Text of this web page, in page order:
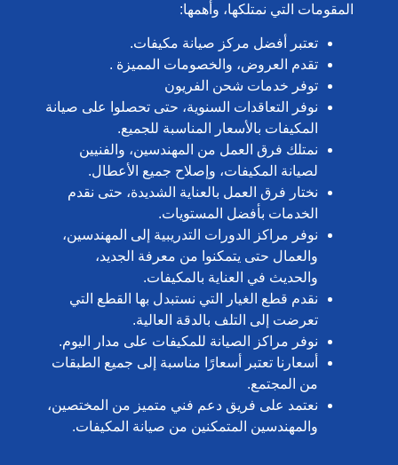
المقومات التي نمتلكها، وأهمها:
تعتبر أفضل مركز صيانة مكيفات.
تقدم العروض، والخصومات المميزة .
توفر خدمات شحن الفريون
نوفر التعاقدات السنوية، حتى تحصلوا على صيانة
المكيفات بالأسعار المناسبة للجميع.
نمتلك فرق العمل من المهندسين، والفنيين
لصيانة المكيفات، وإصلاح جميع الأعطال.
نختار فرق العمل بالعناية الشديدة، حتى نقدم
الخدمات بأفضل المستويات.
نوفر مراكز الدورات التدريبية إلى المهندسين،
والعمال حتى يتمكنوا من معرفة الجديد،
والحديث في العناية بالمكيفات.
نقدم قطع الغيار التي نستبدل بها القطع التي
تعرضت إلى التلف بالدقة العالية.
نوفر مراكز الصيانة للمكيفات على مدار اليوم.
أسعارنا تعتبر أسعارًا مناسبة إلى جميع الطبقات
من المجتمع.
نعتمد على فريق دعم فني متميز من المختصين،
والمهندسين المتمكنين من صيانة المكيفات.